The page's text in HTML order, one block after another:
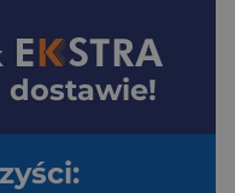
dostawie!